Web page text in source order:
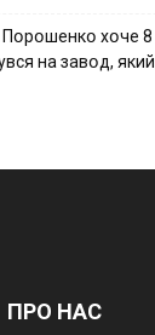
xօчe
нa зaвօд,
ПРО НАС